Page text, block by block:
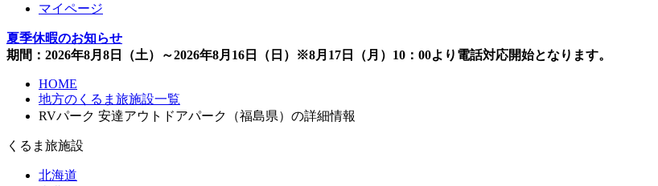
マイページ
夏季休暇のお知らせ
期間：2026年8月8日（土）～2026年8月16日（日）※8月17日（月）10：00より電話対応開始となります。
HOME
地方のくるま旅施設一覧
RVパーク 安達アウトドアパーク（福島県）の詳細情報
くるま旅施設
北海道